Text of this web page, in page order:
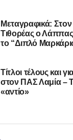
Μεταγραφικά:
Τιθορέας ο
το “Διπλό
Τίτλοι τέλους και
στον ΠΑΣ Λαμία –
«αντίο»